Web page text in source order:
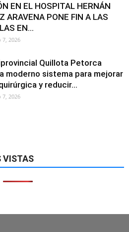
EN EL HOSPITAL HERNÁN
ARAVENA PONE FIN A LAS
EN...
7, 2026
Quillota Petorca
moderno sistema para mejorar
y reducir...
7, 2026
VISTAS